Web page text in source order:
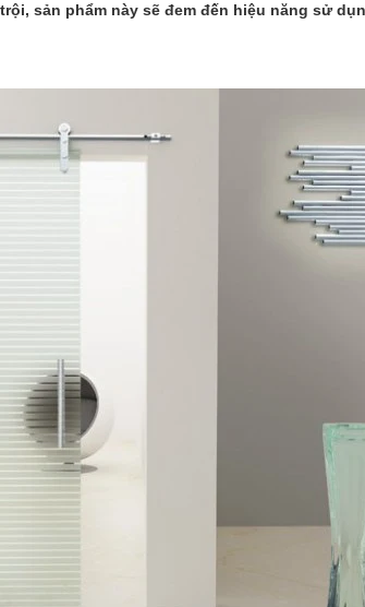
sản phẩm này sẽ đem đến hiệu năng sử